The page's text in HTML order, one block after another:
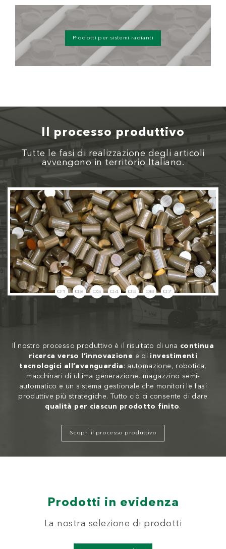
Prodotti per sistemi radianti
Il processo produttivo
Tutte le fasi di realizzazione degli articoli
avvengono in territorio Italiano.
Il nostro processo produttivo è il risultato di una continua
ricerca verso l’innovazione e di investimenti
tecnologici all’avanguardia : automazione, robotica,
macchinari di ultima generazione, magazzino semi-
automatico e un sistema gestionale che monitori le fasi
produttive più strategiche. Tutto ciò ci consente di dare
qualità per ciascun prodotto finito.
Scopri il processo produttivo
Prodotti in evidenza
La nostra selezione di prodotti